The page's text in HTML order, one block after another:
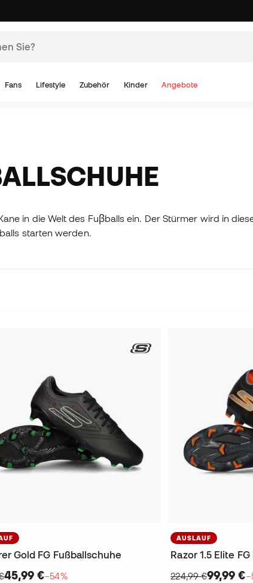
Fans Lifestyle Zubehör Kinder Angebote
in die Welt des Fuβballs ein. Der Stürmer wird in
starten werden.
Gold FG Fußballschuhe
45,99 €−54%
AUSLAUF
Razor 1.5 Elite
224,99 €99,99 €